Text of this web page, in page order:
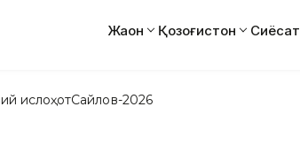
Жаҳон Қозоғистон Сиёсат
ислоҳотСайлов-2026